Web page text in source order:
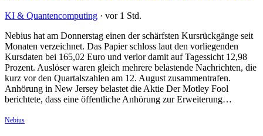
KI & Quantencomputing · vor 1 Std.
Nebius hat am Donnerstag einen der schärfsten Kursrückgänge seit
Monaten verzeichnet. Das Papier schloss laut den vorliegenden
Kursdaten bei 165,02 Euro und verlor damit auf Tagessicht 12,98
Prozent. Auslöser waren gleich mehrere belastende Nachrichten, die
kurz vor den Quartalszahlen am 12. August zusammentrafen.
Anhörung in New Jersey belastet die Aktie Der Motley Fool
berichtete, dass eine öffentliche Anhörung zur Erweiterung…
Nebius